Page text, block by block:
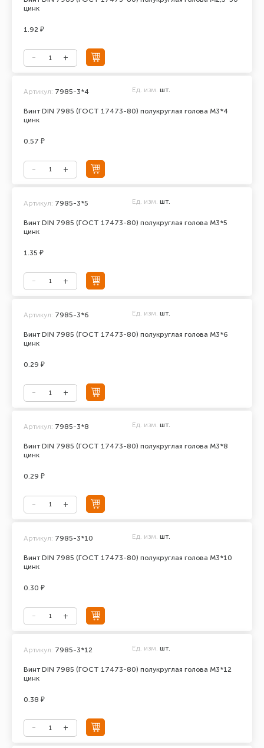
цинк
1.92 ₽
Винт DIN 7985 (ГОСТ 17473-80) полукруглая голова М3*4
цинк
Артикул: 7985-3*4 Ед. изм. шт.
0.57 ₽
Винт DIN 7985 (ГОСТ 17473-80) полукруглая голова М3*5
цинк
Артикул: 7985-3*5 Ед. изм. шт.
1.35 ₽
Винт DIN 7985 (ГОСТ 17473-80) полукруглая голова М3*6
цинк
Артикул: 7985-3*6 Ед. изм. шт.
0.29 ₽
Винт DIN 7985 (ГОСТ 17473-80) полукруглая голова М3*8
цинк
Артикул: 7985-3*8 Ед. изм. шт.
0.29 ₽
Винт DIN 7985 (ГОСТ 17473-80) полукруглая голова М3*10
цинк
Артикул: 7985-3*10 Ед. изм. шт.
0.30 ₽
Винт DIN 7985 (ГОСТ 17473-80) полукруглая голова М3*12
цинк
Артикул: 7985-3*12 Ед. изм. шт.
0.38 ₽